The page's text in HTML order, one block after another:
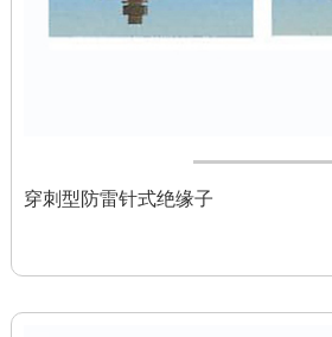
穿刺型防雷针式绝缘子